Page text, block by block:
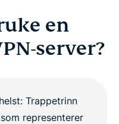
en
server?